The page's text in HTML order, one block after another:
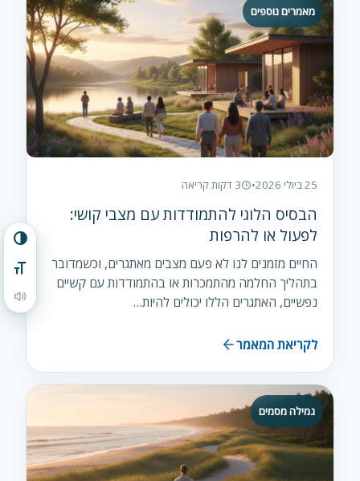
הפעל/כבה ניגודיות גבוהה
מתג גודל גופן
הקראת תוכן העמוד
מאמרים נוספים
25 ביולי 2026 • 3 דקות קריאה
הבסיס הלוגי להתמודדות עם מצבי קושי:
לפעול או להרפות
החיים מזמנים לנו לא פעם מצבים מאתגרים, וכשמדובר
בתהליך החלמה מהתמכרות או בהתמודדות עם קשיים
נפשיים, האתגרים הללו יכולים להיות…
לקריאת המאמר
גמילה מסמים